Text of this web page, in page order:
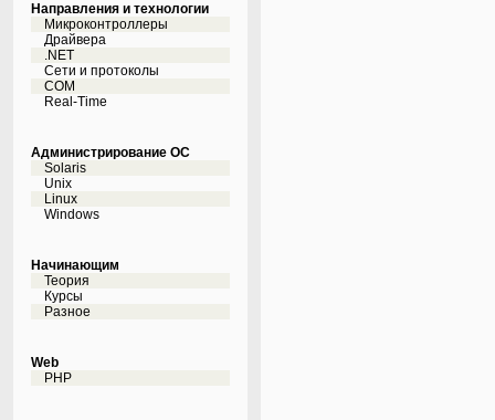
Направления и технологии
Микроконтроллеры
Драйвера
.NET
Сети и протоколы
COM
Real-Time
Администрирование ОС
Solaris
Unix
Linux
Windows
Начинающим
Теория
Курсы
Разное
Web
PHP